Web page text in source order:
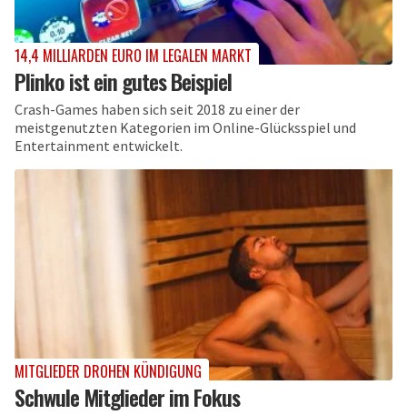
14,4 MILLIARDEN EURO IM LEGALEN MARKT
Plinko ist ein gutes Beispiel
Crash-Games haben sich seit 2018 zu einer der
meistgenutzten Kategorien im Online-Glücksspiel und
Entertainment entwickelt.
MITGLIEDER DROHEN KÜNDIGUNG
Schwule Mitglieder im Fokus